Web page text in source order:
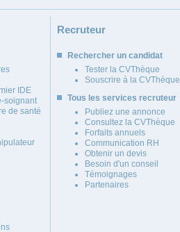
IDE
soignant
de santé
Recruteur
Rechercher un candidat
Tester la CVThèque
Souscrire à la CVThèque
Tous les services recruteur
Publiez une annonce
Consultez la CVThèque
Forfaits annuels
Communication RH
Obtenir un devis
Besoin d'un conseil
Témoignages
Partenaires